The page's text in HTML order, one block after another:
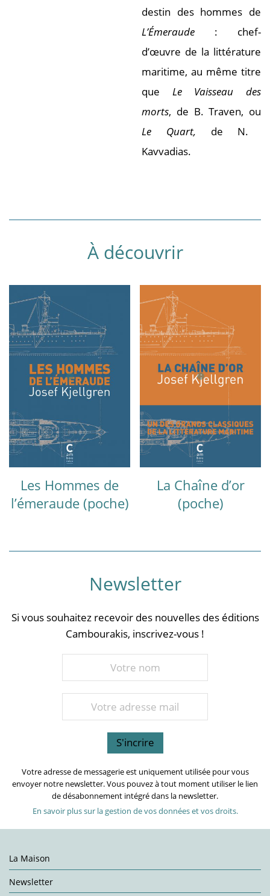
destin des hommes de
L’Émeraude : chef-
d’œuvre de la littérature
maritime, au même titre
que Le Vaisseau des
morts, de B. Traven, ou
Le Quart, de N.
Kavvadias.
À découvrir
Les Hommes de
l’émeraude (poche)
La Chaîne d’or
(poche)
Newsletter
Si vous souhaitez recevoir des nouvelles des éditions
Cambourakis, inscrivez-vous !
Votre adresse de messagerie est uniquement utilisée pour vous
envoyer notre newsletter. Vous pouvez à tout moment utiliser le lien
de désabonnement intégré dans la newsletter.
En savoir plus sur la gestion de vos données et vos droits.
La Maison
Newsletter